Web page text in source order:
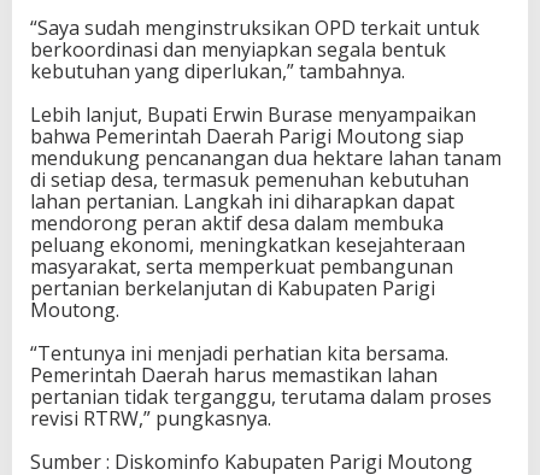
n
R
a
y
a
J
a
g
u
n
g
S
e
r
n
t
a
k
d
i
“Saya sudah menginstruksikan OPD terkait untuk
berkoordinasi dan menyiapkan segala bentuk
kebutuhan yang diperlukan,” tambahnya.
Lebih lanjut, Bupati Erwin Burase menyampaikan
bahwa Pemerintah Daerah Parigi Moutong siap
mendukung pencanangan dua hektare lahan tanam
di setiap desa, termasuk pemenuhan kebutuhan
lahan pertanian. Langkah ini diharapkan dapat
mendorong peran aktif desa dalam membuka
peluang ekonomi, meningkatkan kesejahteraan
masyarakat, serta memperkuat pembangunan
pertanian berkelanjutan di Kabupaten Parigi
Moutong.
“Tentunya ini menjadi perhatian kita bersama.
Pemerintah Daerah harus memastikan lahan
pertanian tidak terganggu, terutama dalam proses
revisi RTRW,” pungkasnya.
Sumber : Diskominfo Kabupaten Parigi Moutong